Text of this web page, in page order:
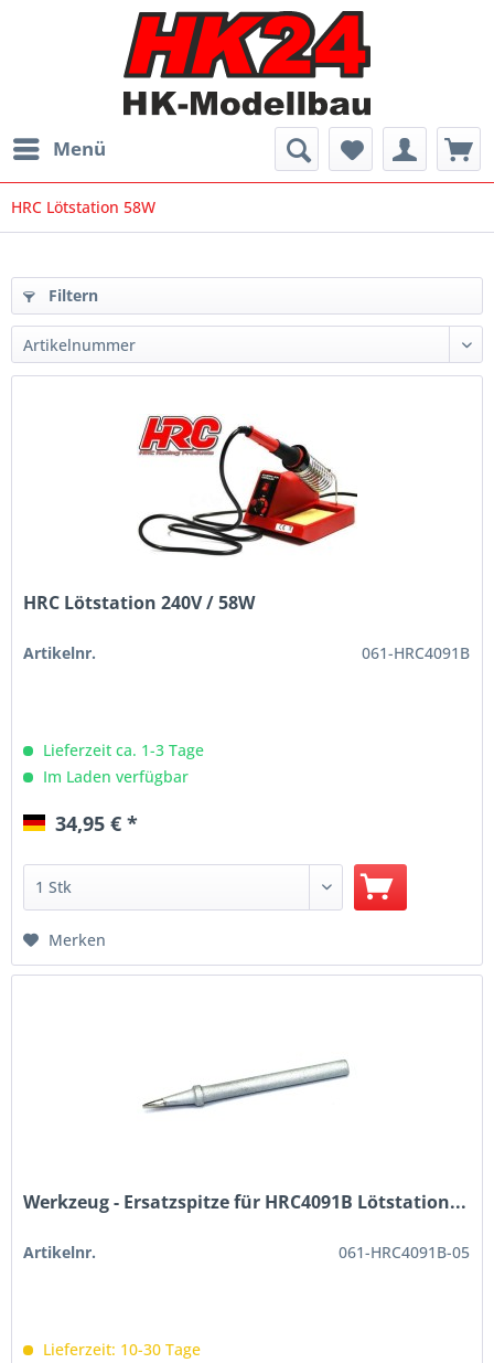
Menü
HRC Lötstation 58W
Filtern
HRC Lötstation 240V / 58W
Artikelnr. 061-HRC4091B
Lieferzeit ca. 1-3 Tage
Im Laden verfügbar
34,95 € *
Merken
Werkzeug - Ersatzspitze für HRC4091B Lötstation...
Artikelnr. 061-HRC4091B-05
Lieferzeit: 10-30 Tage